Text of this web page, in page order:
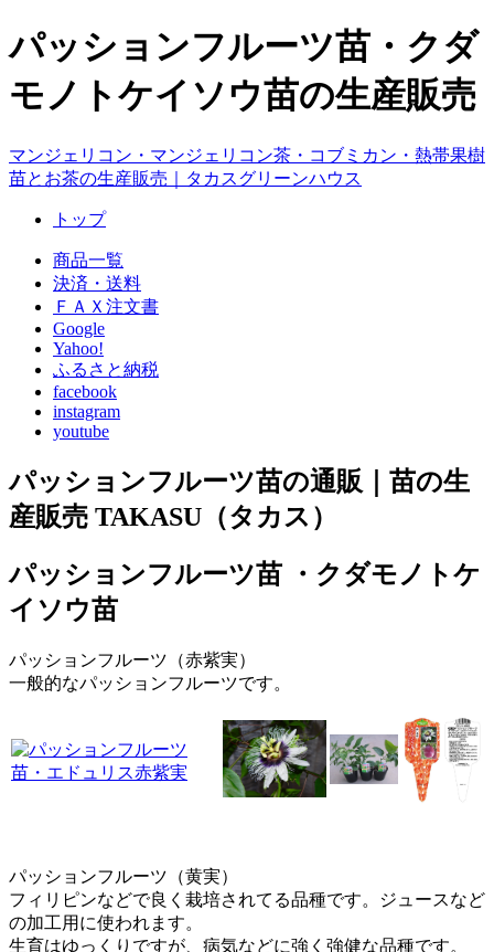
パッションフルーツ苗・クダ
モノトケイソウ苗の生産販売
マンジェリコン・マンジェリコン茶・コブミカン・熱帯果樹
苗とお茶の生産販売｜タカスグリーンハウス
トップ
商品一覧
決済・送料
ＦＡＸ注文書
Google
Yahoo!
ふるさと納税
facebook
instagram
youtube
パッションフルーツ苗の通販｜苗の生
産販売 TAKASU（タカス）
パッションフルーツ苗 ・クダモノトケ
イソウ苗
パッションフルーツ （赤紫実）
一般的なパッションフルーツです。
パッションフルーツ （黄実）
フィリピンなどで良く栽培されてる品種です。ジュースなど
の加工用に使われます。
生育はゆっくりですが、病気などに強く強健な品種です。